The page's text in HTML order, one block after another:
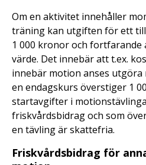
Om en aktivitet innehåller
träning kan utgiften för ett
1 000 kronor och fortfarande
värde. Det innebär att t.ex.
innebär motion anses utgöra
en endagskurs överstiger 1
startavgifter i
friskvårdsbidrag och som
en tävling är skattefria.
Friskvårdsbidrag för